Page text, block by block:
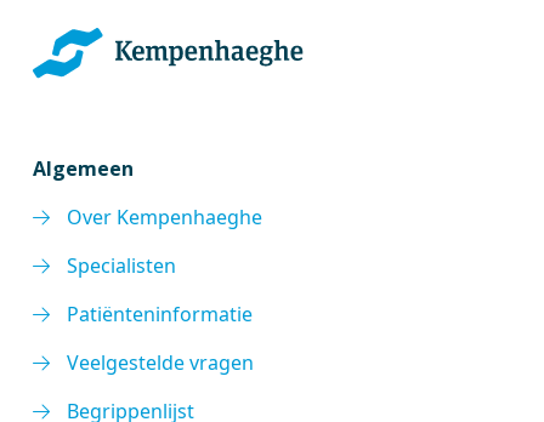
Algemeen
Over Kempenhaeghe
Specialisten
Patiënteninformatie
Veelgestelde vragen
Begrippenlijst